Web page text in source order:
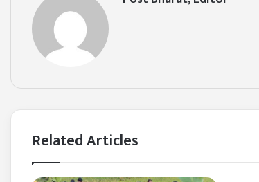
Related Articles